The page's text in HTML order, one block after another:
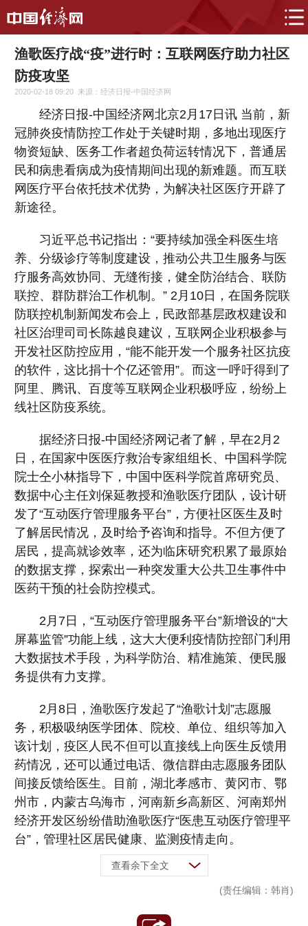
渔歌医疗战“疫”进行时：互联网医疗助力社区
防疫攻坚
2020-02-18 09:20 来源：经济日报-中国经济网
经济日报-中国经济网北京2月17日讯 当前，新
冠肺炎疫情防控工作处于关键时期，多地出现医疗
物资短缺、医务工作者超负荷运转情况下，普通居
民和病患看病成为疫情期间出现的新难题。而互联
网医疗平台依托技术优势，为解决社区医疗开辟了
新途径。
习近平总书记指出：“要持续加强全科医生培
养、分级诊疗等制度建设，推动公共卫生服务与医
疗服务高效协同、无缝衔接，健全防治结合、联防
联控、群防群治工作机制。” 2月10日，在国务院联
防联控机制新闻发布会上，民政部基层政权建设和
社区治理司司长陈越良建议，互联网企业积极参与
开发社区防控应用，“能不能开发一个服务社区抗疫
的软件，这比捐十个亿还管用”。而这一呼吁得到了
阿里、腾讯、百度等互联网企业积极呼应，纷纷上
线社区防疫系统。
据经济日报-中国经济网记者了解，早在2月2
日，在国家中医医疗救治专家组组长、中国科学院
院士仝小林指导下，中国中医科学院首席研究员、
数据中心主任刘保延教授和渔歌医疗团队，设计研
发了“互动医疗管理服务平台”，方便社区医生及时
了解居民情况，及时给予咨询和指导。不但方便了
居民，提高就诊效率，还为临床研究积累了最原始
的数据支撑，探索出一种突发重大公共卫生事件中
医药干预的社会防控模式。
2月7日，“互动医疗管理服务平台”新增设的“大
屏幕监管”功能上线，这大大便利疫情防控部门利用
大数据技术手段，为科学防治、精准施策、便民服
务提供有力支撑。
2月8日，渔歌医疗发起了“渔歌计划”志愿服
务，积极吸纳医学团体、院校、单位、组织等加入
该计划，疫区人民不但可以直接线上向医生反馈用
药情况，还可以通过电话、微信群由志愿服务团队
间接反馈给医生。目前，湖北孝感市、黄冈市、鄂
州市，内蒙古乌海市，河南新乡高新区、河南郑州
经济开发区纷纷借助渔歌医疗“医患互动医疗管理平
台”，管理社区居民健康、监测疫情走向。
查看余下全文
(责任编辑：韩肖)